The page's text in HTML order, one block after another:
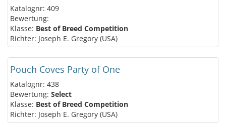
Katalognr: 409
Bewertung:
Klasse: Best of Breed Competition
Richter: Joseph E. Gregory (USA)
Pouch Coves Party of One
Katalognr: 438
Bewertung: Select
Klasse: Best of Breed Competition
Richter: Joseph E. Gregory (USA)